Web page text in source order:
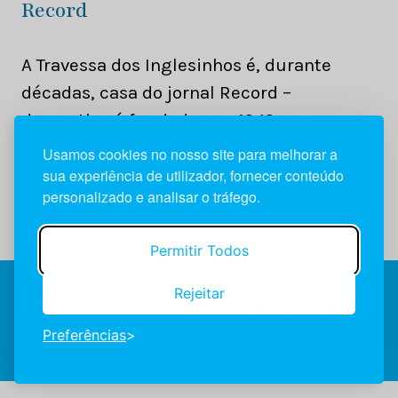
Usamos cookies no nosso site para melhorar a
sua experiência de utilizador, fornecer conteúdo
personalizado e analisar o tráfego.
Permitir Todos
Rejeitar
Preferências
Record
A Travessa dos Inglesinhos é, durante
décadas, casa do jornal Record –
desportivo é fundado, em 1949, por
Fernando Ferreira, José Monteiro Poças e
Manuel Dias